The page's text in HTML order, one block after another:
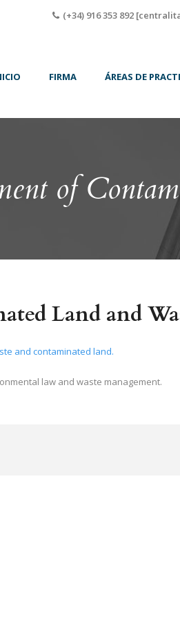
(+34) 916 353 892
FIRMA ÁREAS DE
of
Land and
law and waste management.